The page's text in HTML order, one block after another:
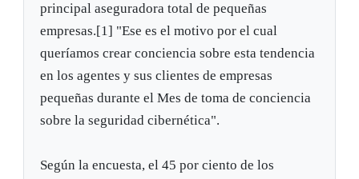
principal aseguradora total de pequeñas
empresas.[1] "Ese es el motivo por el cual
queríamos crear conciencia sobre esta tendencia
en los agentes y sus clientes de empresas
pequeñas durante el Mes de toma de conciencia
sobre la seguridad cibernética".
Según la encuesta, el 45 por ciento de los